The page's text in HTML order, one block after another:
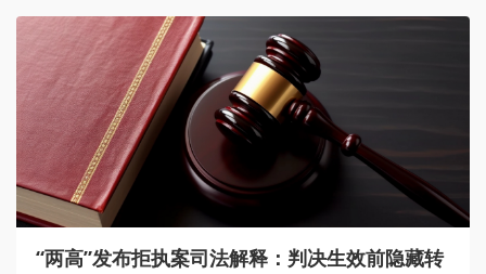
“两高”发布拒执案司法解释：判决生效前隐藏转